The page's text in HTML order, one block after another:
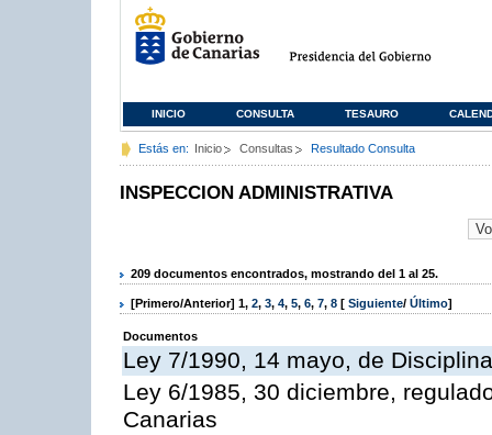
INICIO CONSULTA TESAURO
Estás en: Inicio Consultas Resultado Consulta
INSPECCION ADMINISTRATIVA
209 documentos encontrados, mostrando del 1 al 25.
[Primero/Anterior] 1, 2, 3, 4, 5, 6, 7, 8 [ Siguiente/ Último]
Documentos
Ley 7/1990, 14 mayo, de
Ley 6/1985, 30 diciembre,
Canarias